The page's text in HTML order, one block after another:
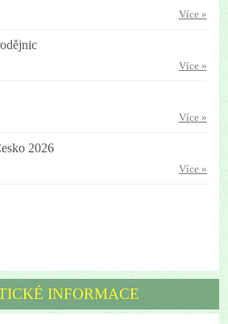
Více »
Více »
Více »
2026
Více »
INFORMACE